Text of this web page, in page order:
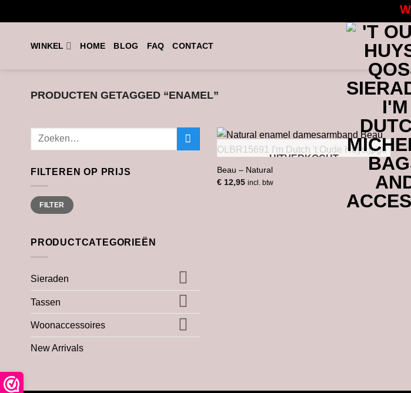
naar
WINKEL HOME BLOG FAQ CONTACT
PRODUCTEN GETAGGED “ENAMEL”
Zoeken
FILTEREN OP PRIJS
Min.
prijs
Max.
prijsFILTER
PRODUCTCATEGORIEËN
Sieraden
Tassen
Woonaccessoires
New Arrivals
UITVERKOCHT
Beau – Natural
€ 12,95 incl. btw